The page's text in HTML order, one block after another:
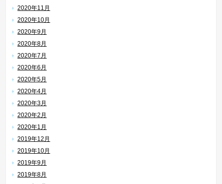
2020年11月
2020年10月
2020年9月
2020年8月
2020年7月
2020年6月
2020年5月
2020年4月
2020年3月
2020年2月
2020年1月
2019年12月
2019年10月
2019年9月
2019年8月